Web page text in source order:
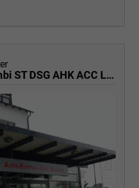
1.5 eTSI 110 kW Kombi ST DSG AHK ACC LED